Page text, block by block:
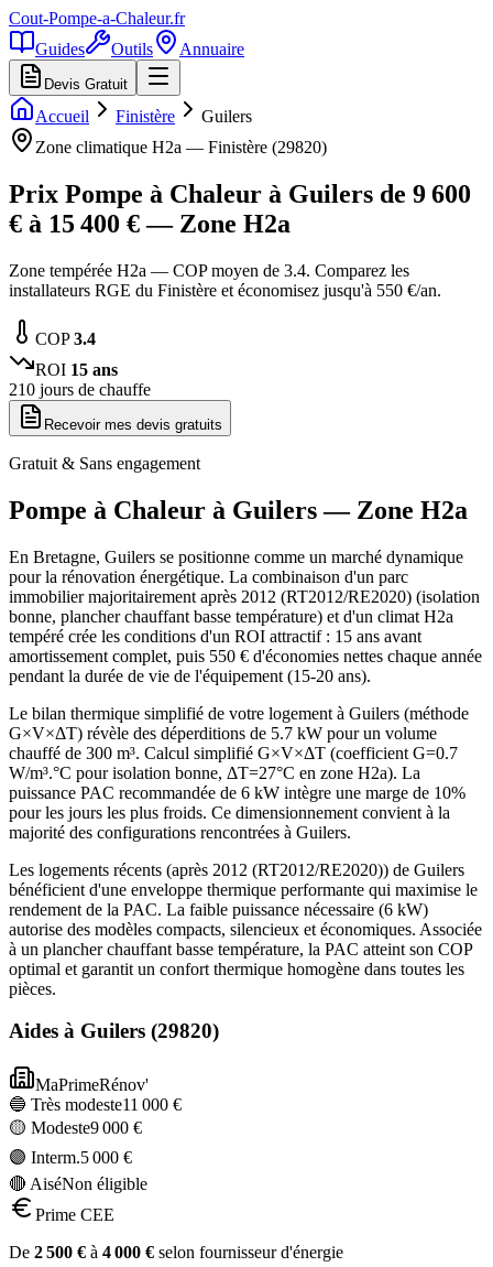
Cout-Pompe-a-Chaleur.fr
Guides
Outils Annuaire
Devis Gratuit
Accueil Finistère
Guilers
Zone climatique H2a — Finistère (29820)
Prix Pompe à Chaleur à Guilers de 9 600
€ à 15 400 € — Zone H2a
Zone tempérée H2a — COP moyen de 3.4. Comparez les
installateurs RGE du Finistère et économisez jusqu'à 550 €/an.
COP3.4
ROI 15 ans
210 jours de chauffe
Recevoir mes devis gratuits
Gratuit & Sans engagement
Pompe à Chaleur à Guilers— Zone H2a
En Bretagne, Guilers se positionne comme un marché dynamique
pour la rénovation énergétique. La combinaison d'un parc
immobilier majoritairement après 2012 (RT2012/RE2020) (isolation
bonne, plancher chauffant basse température) et d'un climat H2a
tempéré crée les conditions d'un ROI attractif : 15 ans avant
amortissement complet, puis 550 € d'économies nettes chaque année
pendant la durée de vie de l'équipement (15-20 ans).
Le bilan thermique simplifié de votre logement à Guilers (méthode
G×V×ΔT) révèle des déperditions de 5.7 kW pour un volume
chauffé de 300 m³. Calcul simplifié G×V×ΔT (coefficient G=0.7
W/m³.°C pour isolation bonne, ΔT=27°C en zone H2a). La
puissance PAC recommandée de 6 kW intègre une marge de 10%
pour les jours les plus froids. Ce dimensionnement convient à la
majorité des configurations rencontrées à Guilers.
Les logements récents (après 2012 (RT2012/RE2020)) de Guilers
bénéficient d'une enveloppe thermique performante qui maximise le
rendement de la PAC. La faible puissance nécessaire (6 kW)
autorise des modèles compacts, silencieux et économiques. Associée
à un plancher chauffant basse température, la PAC atteint son COP
optimal et garantit un confort thermique homogène dans toutes les
pièces.
Aides à Guilers (29820)
MaPrimeRénov'
🔵 Très modeste11 000 €
🟡 Modeste9 000 €
🟣 Interm.5 000 €
🔴 AiséNon éligible
Prime CEE
De 2 500 € à 4 000 € selon fournisseur d'énergie